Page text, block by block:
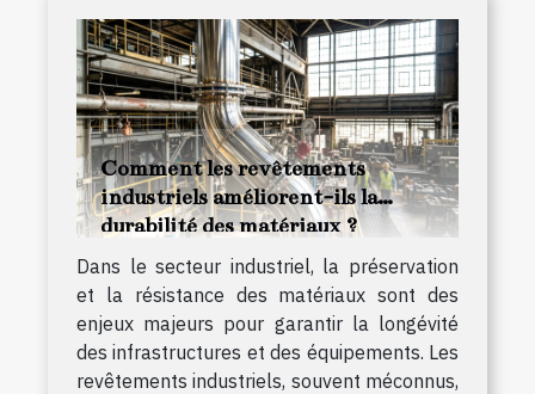
Comment les revêtements
industriels améliorent-ils la
durabilité des matériaux ?
Dans le secteur industriel, la préservation
et la résistance des matériaux sont des
enjeux majeurs pour garantir la longévité
des infrastructures et des équipements. Les
revêtements industriels, souvent méconnus,